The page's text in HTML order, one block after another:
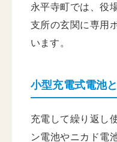
永平寺町では、役
支所の玄関に専用
います。
小型充電式電池
充電して繰り返し
ン電池やニカド電